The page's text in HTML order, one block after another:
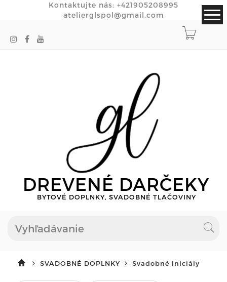
Kontaktujte nás: +421905208995
atelierglspol@gmail.com
DREVENÉ DARČEKY
BYTOVÉ DOPLNKY, SVADOBNÉ TLAČOVINY
SVADOBNÉ DOPLNKY Svadobné iniciály